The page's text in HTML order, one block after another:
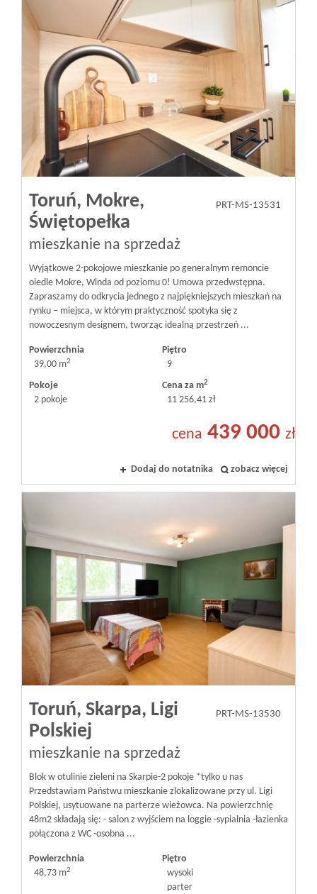
Toruń, Mokre,
Świętopełka
mieszkanie na sprzedaż
PRT-MS-13531
Wyjątkowe 2-pokojowe mieszkanie po generalnym remoncie
oiedle Mokre, Winda od poziomu 0! Umowa przedwstępna.
Zapraszamy do odkrycia jednego z najpiękniejszych mieszkań na
rynku – miejsca, w którym praktyczność spotyka się z
nowoczesnym designem, tworząc idealną przestrzeń ...
Powierzchnia
39,00 m2
Piętro
9
Pokoje
2 pokoje
Cena za m2
11 256,41 zł
cena 439 000 zł
Dodaj do notatnika zobacz więcej
Toruń, Skarpa, Ligi
Polskiej
mieszkanie na sprzedaż
PRT-MS-13530
Blok w otulinie zieleni na Skarpie-2 pokoje *tylko u nas
Przedstawiam Państwu mieszkanie zlokalizowane przy ul. Ligi
Polskiej, usytuowane na parterze wieżowca. Na powierzchnię
48m2 składają się: - salon z wyjściem na loggie -sypialnia -łazienka
połączona z WC -osobna ...
Powierzchnia
48,73 m2
Piętro
wysoki
parter